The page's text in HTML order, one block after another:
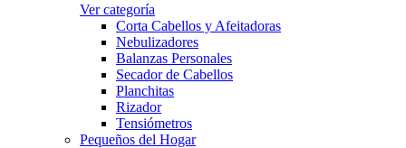
Ver categoría
Corta Cabellos y Afeitadoras
Nebulizadores
Balanzas Personales
Secador de Cabellos
Planchitas
Rizador
Tensiómetros
Pequeños del Hogar